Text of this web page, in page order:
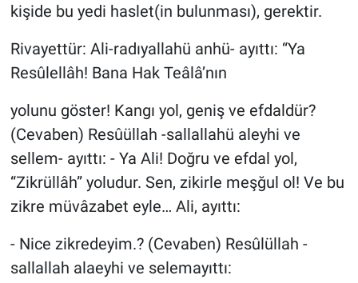
kişide bu yedi haslet(in bulunması), gerektir.
Rivayettür: Ali-radıyallahü anhü- ayıttı: “Ya
Resûlellâh! Bana Hak Teâlâ’nın
yolunu göster! Kangı yol, geniş ve efdaldür?
(Cevaben) Resûüllah -sallallahü aleyhi ve
sellem- ayıttı: - Ya Ali! Doğru ve efdal yol,
“Zikrüllâh” yoludur. Sen, zikirle meşğul ol! Ve bu
zikre müvâzabet eyle… Ali, ayıttı:
- Nice zikredeyim.? (Cevaben) Resûlüllah -
sallallah alaeyhi ve selemayıttı: